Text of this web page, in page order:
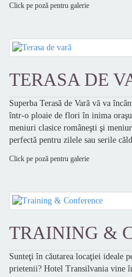
Click pe poză pentru galerie
TERASA DE
Superba Terasă de Vară vă va
într-o ploaie de flori în inima
meniuri clasice româneşti şi
perfectă pentru zilele sau serile
Click pe poză pentru galerie
TRAINING &
Sunteţi în căutarea locaţiei ideale
prietenii? Hotel Transilvania vine